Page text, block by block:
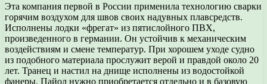
Эта компания первой в России применила технологию сварки
горячим воздухом для швов своих надувных плавсредств.
Исполнены лодки «фрегат» из пятислойного ПВХ,
произведенного в германии. Он устойчив к механическим
воздействиям и смене температур. При хорошем уходе судно
из подобного материала прослужит верой и правдой около 20
лет. Транец и настил на днище исполнены из водостойкой
фанеры. Пайол нужно приобретается отдельно и в базовую